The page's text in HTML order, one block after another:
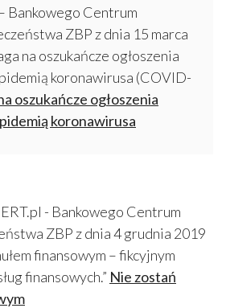
Bankowego Centrum
ZBP z dnia 15 marca
na oszukańcze ogłoszenia
koronawirusa (COVID-
oszukańcze ogłoszenia
koronawirusa
- Bankowego Centrum
ZBP z dnia 4 grudnia 2019
finansowym – fikcyjnym
finansowych.” Nie zostań